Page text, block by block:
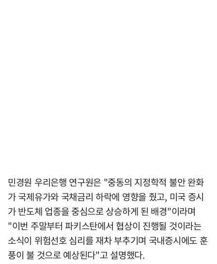
민경원 우리은행 연구원은 "중동의 지정학적 불안 완화
가 국제유가와 국채금리 하락에 영향을 줬고, 미국 증시
가 반도체 업종을 중심으로 상승하게 된 배경"이라며
"이번 주말부터 파키스탄에서 협상이 진행될 것이라는
소식이 위험선호 심리를 재차 부추기며 국내증시에도 훈
풍이 불 것으로 예상된다"고 설명했다.